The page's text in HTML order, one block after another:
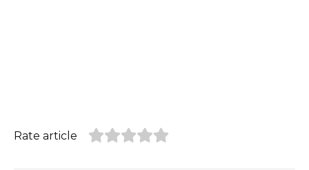
Rate article